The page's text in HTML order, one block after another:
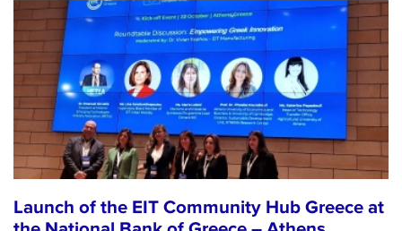
Launch of the EIT Community Hub Greece at